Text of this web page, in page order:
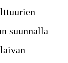
suunnalla